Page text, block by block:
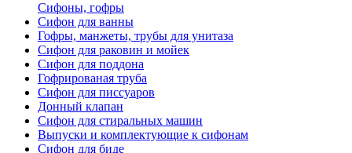
Сифоны, гофры
Сифон для ванны
Гофры, манжеты, трубы для унитаза
Сифон для раковин и мойек
Сифон для поддона
Гофрированая труба
Сифон для писсуаров
Донный клапан
Сифон для стиральных машин
Выпуски и комплектующие к сифонам
Сифон для биде